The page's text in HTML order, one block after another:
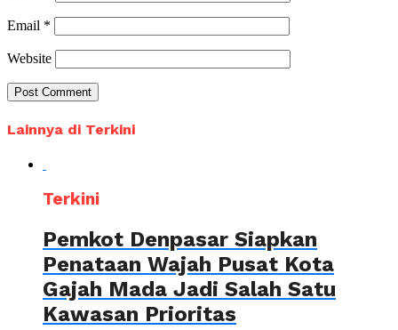
Email *
Website
Lainnya di Terkini
Terkini
Pemkot Denpasar Siapkan
Penataan Wajah Pusat Kota
Gajah Mada Jadi Salah Satu
Kawasan Prioritas